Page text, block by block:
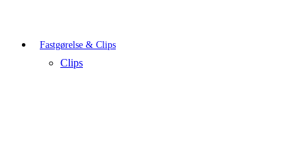
Fastgørelse & Clips
Clips